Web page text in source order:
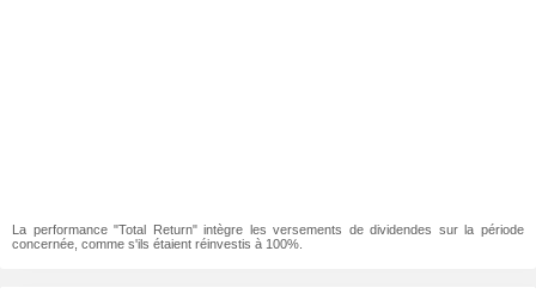
La performance "Total Return" intègre les versements de dividendes sur la période
concernée, comme s'ils étaient réinvestis à 100%.